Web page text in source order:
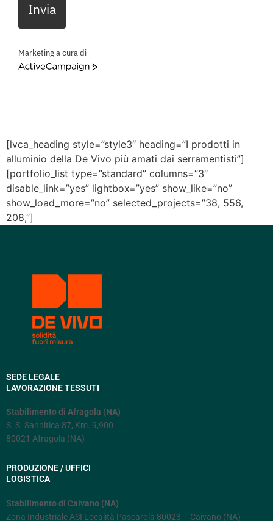
Invia
Marketing a cura di
ActiveCampaign
[lvca_heading style=”style3″ heading=”I prodotti in
alluminio della De Vivo più amati dai serramentisti”]
[portfolio_list type=”standard” columns=”3″
disable_link=”yes” lightbox=”yes” show_like=”no”
show_load_more=”no” selected_projects=”38, 556,
208,”]
SEDE LEGALE
LAVORAZIONE TESSUTI
Stabilimento di Afragola (NA)
S. S. Sannitica 87, Km. 9,900
80021 Afragola (NA)
PRODUZIONE / UFFICI
LOGISTICA
Stabilimento di Caivano (NA)
Zona Industriale ASI Località Pascarola 80023 – Caivano (NA)